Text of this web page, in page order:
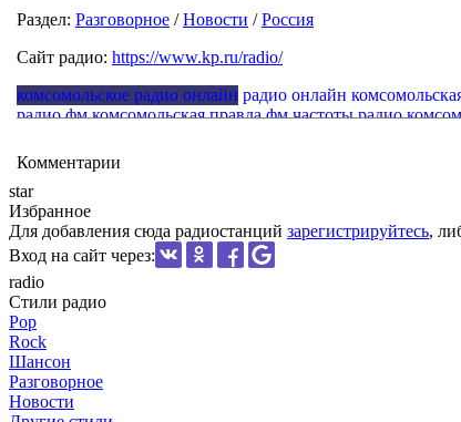
Раздел: Разговорное /Новости /Россия
Сайт радио: https://www.kp.ru/radio/
комсомольское радио онлайн радио онлайн
радио фм комсомольская правда фм частоты радио
Комментарии
star
Избранное
Для добавления сюда радиостанций зарегистрируйтесь,
Вход на сайт через:
radio
Стили радио
Pop
Rock
Шансон
Разговорное
Новости